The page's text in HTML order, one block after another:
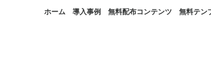
ホーム 導入事例 無料配布コンテンツ 無料テン